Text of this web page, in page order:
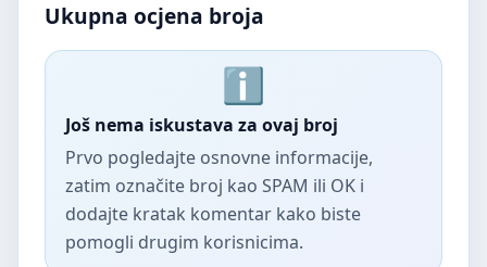
Ukupna ocjena broja
Još nema iskustava za ovaj broj
Prvo pogledajte osnovne informacije,
zatim označite broj kao SPAM ili OK i
dodajte kratak komentar kako biste
pomogli drugim korisnicima.